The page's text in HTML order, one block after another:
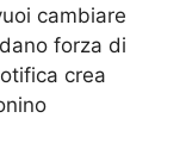
cambiare
forza di
crea